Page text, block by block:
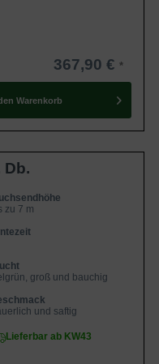
367,90 €
Warenkorb
Db.
zu 7 m
groß und bauchig
und saftig
Lieferbar ab KW43